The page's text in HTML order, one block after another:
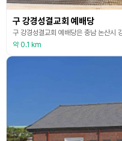
구 강경성결교회 예배당
약 0.1 km